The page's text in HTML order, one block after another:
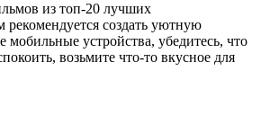
из топ-20 лучших
рекомендуется создать уютную
мобильные устройства, убедитесь, что
возьмите что-то вкусное для